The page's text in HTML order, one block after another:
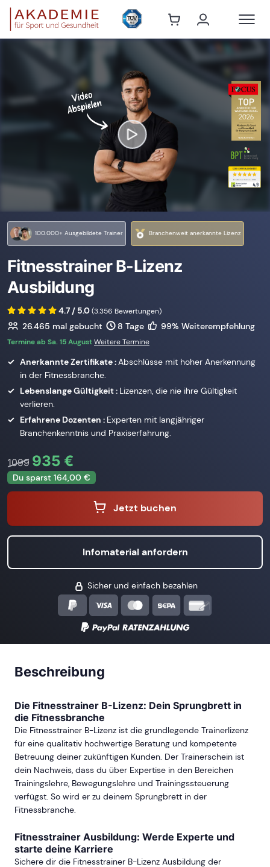
100.000+ Ausgebildete Trainer Branchenweit anerkannte Lizenz
Fitnesstrainer B-Lizenz
Ausbildung
4.7 / 5.0(3.356 Bewertungen)
26.465 mal gebucht 8 Tage 99% Weiterempfehlung
Termine ab Sa. 15 AugustWeitere Termine
Anerkannte Zertifikate :Abschlüsse mit hoher Anerkennung
in der Fitnessbranche.
Lebenslange Gültigkeit : Lizenzen, die nie ihre Gültigkeit
verlieren.
Erfahrene Dozenten : Experten mit langjähriger
Branchenkenntnis und Praxiserfahrung.
1099 935 €
Du sparst 164,00 €
Jetzt buchen
Infomaterial anfordern
Sicher und einfach bezahlen
Beschreibung
Die Fitnesstrainer B-Lizenz: Dein Sprungbrett in
die Fitnessbranche
Die Fitnesstrainer B-Lizenz ist die grundlegende Trainerlizenz
für eine qualitativ hochwertige Beratung und kompetente
Betreuung deiner zukünftigen Kunden. Der Trainerschein ist
dein Nachweis, dass du über Expertise in den Bereichen
Trainingslehre, Bewegungslehre und Trainingssteuerung
verfügst. So wird er zu deinem Sprungbrett in der
Fitnessbranche.
Fitnesstrainer Ausbildung: Werde Experte und
starte deine Karriere
Sichere dir die Fitnesstrainer B-Lizenz Ausbildung der